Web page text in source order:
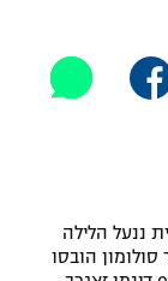
ננעל הלילה
הובסו